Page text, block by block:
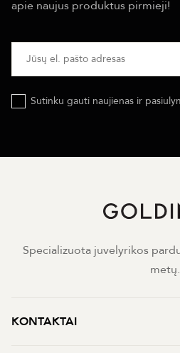
apie naujus produktus pirmieji!
Sutinku gauti naujienas ir
Specializuota juvelyrikos
metų.
KONTAKTAI